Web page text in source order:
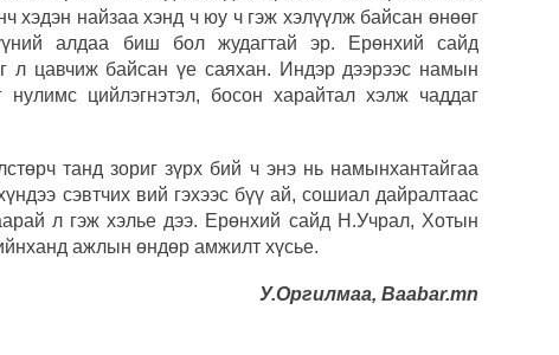
хэдэн найзаа хэнд ч юу ч гэж хэлүүлж байсан өнөөг
алдаа биш бол жудагтай эр. Ерөнхий сайд
л цавчиж байсан үе саяхан. Индэр дээрээс намын
нулимс цийлэгнэтэл, босон харайтал хэлж чаддаг
танд зориг зүрх бий ч энэ нь намынхантайгаа
сэвтчих вий гэхээс бүү ай, сошиал дайралтаас
л гэж хэлье дээ. Ерөнхий сайд Н.Учрал, Хотын
ажлын өндөр амжилт хүсье.
У.Оргилмаа, Baabar.mn